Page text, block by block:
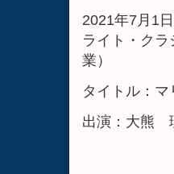
2021年7月1
ライト・ク
業）
タイトル：
出演：大熊